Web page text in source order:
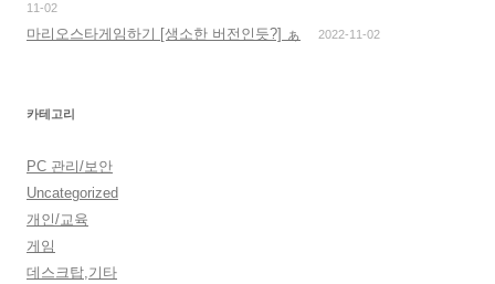
11-02
마리오스타게임하기 [생소한 버전인듯?] ぁ 2022-11-02
카테고리
PC 관리/보안
Uncategorized
개인/교육
게임
데스크탑,기타